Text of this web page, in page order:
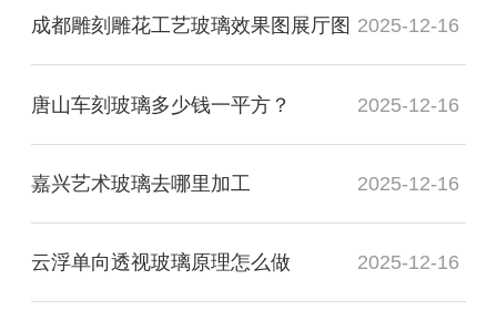
成都雕刻雕花工艺玻璃效果图展厅图 2025-12-16
唐山车刻玻璃多少钱一平方？ 2025-12-16
嘉兴艺术玻璃去哪里加工 2025-12-16
云浮单向透视玻璃原理怎么做 2025-12-16